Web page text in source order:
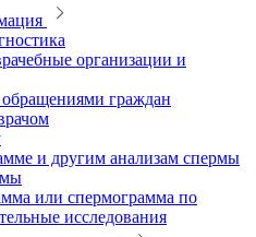
организации и
граждан
и другим анализам спермы
или спермограмма по
исследования